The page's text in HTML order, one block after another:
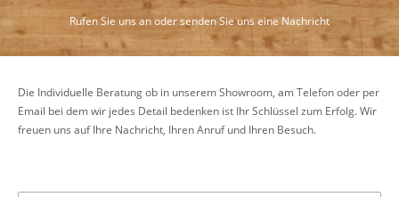
Rufen Sie uns an oder senden Sie uns eine Nachricht
Die Individuelle Beratung ob in unserem Showroom, am Telefon oder per
Email bei dem wir jedes Detail bedenken ist Ihr Schlüssel zum Erfolg. Wir
freuen uns auf Ihre Nachricht, Ihren Anruf und Ihren Besuch.